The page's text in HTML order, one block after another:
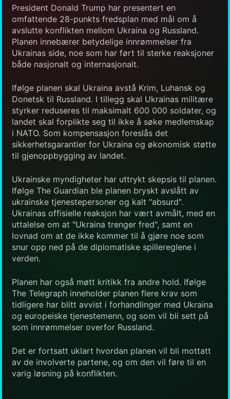
President Donald Trump har presentert en
omfattende 28-punkts fredsplan med mål om å
avslutte konflikten mellom Ukraina og Russland.
Planen innebærer betydelige innrømmelser fra
Ukrainas side, noe som har ført til sterke reaksjoner
både nasjonalt og internasjonalt.
Ifølge planen skal Ukraina avstå Krim, Luhansk og
Donetsk til Russland. I tillegg skal Ukrainas militære
styrker reduseres til maksimalt 600 000 soldater, og
landet skal forplikte seg til ikke å søke medlemskap
i NATO. Som kompensasjon foreslås det
sikkerhetsgarantier for Ukraina og økonomisk støtte
til gjenoppbygging av landet.
Ukrainske myndigheter har uttrykt skepsis til planen.
Ifølge The Guardian ble planen bryskt avslått av
ukrainske tjenestepersoner og kalt "absurd".
Ukrainas offisielle reaksjon har vært avmålt, med en
uttalelse om at "Ukraina trenger fred", samt en
lovnad om at de ikke kommer til å gjøre noe som
snur opp ned på de diplomatiske spillereglene i
verden.
Planen har også møtt kritikk fra andre hold. Ifølge
The Telegraph inneholder planen flere krav som
tidligere har blitt avvist i forhandlinger med Ukraina
og europeiske tjenestemenn, og som vil bli sett på
som innrømmelser overfor Russland.
Det er fortsatt uklart hvordan planen vil bli mottatt
av de involverte partene, og om den vil føre til en
varig løsning på konflikten.